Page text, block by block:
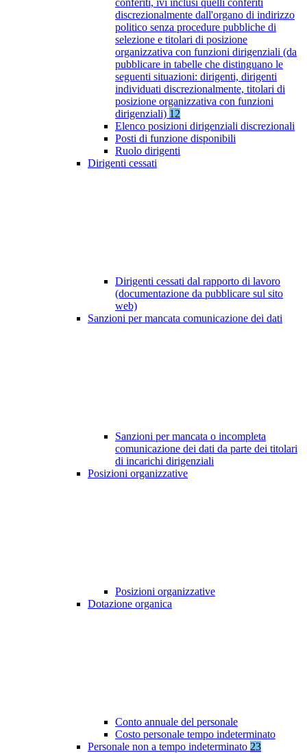
conferiti, ivi inclusi quelli conferiti
discrezionalmente dall'organo di indirizzo
politico senza procedure pubbliche di
selezione e titolari di posizione
organizzativa con funzioni dirigenziali (da
pubblicare in tabelle che distinguano le
seguenti situazioni: dirigenti, dirigenti
individuati discrezionalmente, titolari di
posizione organizzativa con funzioni
dirigenziali) 12
Elenco posizioni dirigenziali discrezionali
Posti di funzione disponibili
Ruolo dirigenti
Dirigenti cessati
Dirigenti cessati dal rapporto di lavoro
(documentazione da pubblicare sul sito
web)
Sanzioni per mancata comunicazione dei dati
Sanzioni per mancata o incompleta
comunicazione dei dati da parte dei titolari
di incarichi dirigenziali
Posizioni organizzative
Posizioni organizzative
Dotazione organica
Conto annuale del personale
Costo personale tempo indeterminato
Personale non a tempo indeterminato 23